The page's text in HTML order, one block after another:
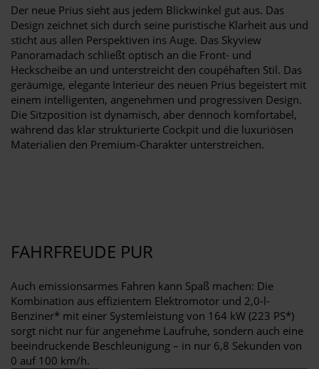
Der neue Prius sieht aus jedem Blickwinkel gut aus. Das
Design zeichnet sich durch seine puristische Klarheit aus und
sticht aus allen Perspektiven ins Auge. Das Skyview
Panoramadach schließt optisch an die Front- und
Heckscheibe an und unterstreicht den coupéhaften Stil. Das
geräumige, elegante Interieur des neuen Prius begeistert mit
einem intelligenten, angenehmen und progressiven Design.
Die Sitzposition ist dynamisch, aber dennoch komfortabel,
während das klar strukturierte Cockpit und die luxuriösen
Materialien den Premium-Charakter unterstreichen.
FAHRFREUDE PUR
Auch emissionsarmes Fahren kann Spaß machen: Die
Kombination aus effizientem Elektromotor und 2,0-l-
Benziner* mit einer Systemleistung von 164 kW (223 PS*)
sorgt nicht nur für angenehme Laufruhe, sondern auch eine
beeindruckende Beschleunigung – in nur 6,8 Sekunden von
0 auf 100 km/h.